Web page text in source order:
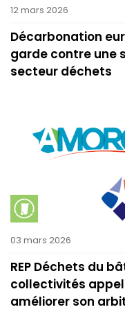
12 mars 2026
Décarbonation
garde contre une
secteur déchets
03 mars 2026
REP Déchets du
collectivités
améliorer son